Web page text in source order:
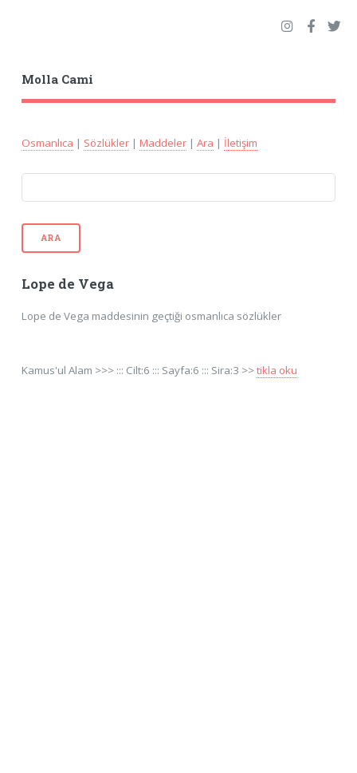
Molla Cami
Osmanlıca | Sözlükler| Maddeler| Ara | İletişim
ARA
Lope de Vega
Lope de Vega maddesinin geçtiği osmanlıca sözlükler
Kamus'ul Alam >>> ::: Cilt:6 ::: Sayfa:6 ::: Sira:3 >>tikla oku